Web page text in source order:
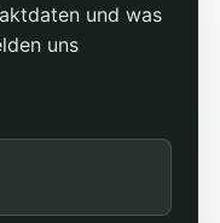
und was
uns